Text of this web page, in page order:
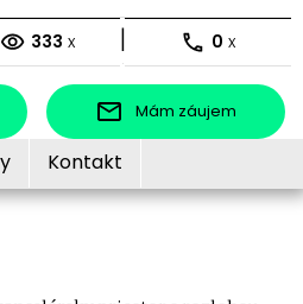
333 x | 0 x
Mám záujem
Kontakt